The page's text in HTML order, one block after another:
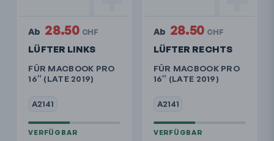
LÜFTER LINKS
FÜR MACBOOK PRO
16″ (LATE 2019)
A2141
Ab 28.50 CHF
LÜFTER RECHTS
FÜR MACBOOK PRO
16″ (LATE 2019)
A2141
Ab 28.50 CHF